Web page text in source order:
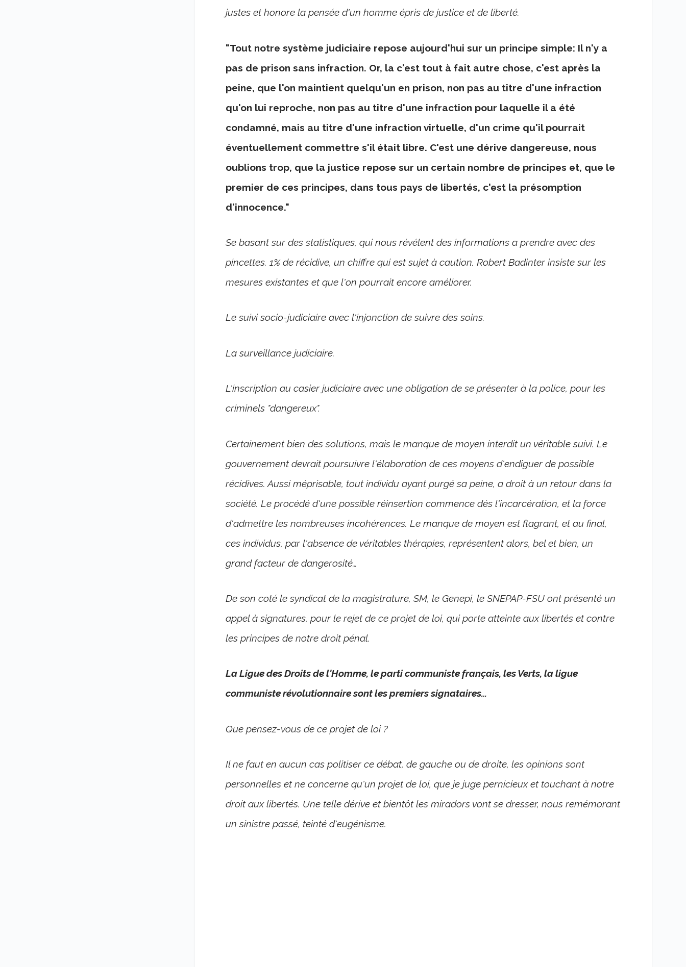
justes et honore la pensée d'un homme épris de justice et de liberté.
"Tout notre système judiciaire repose aujourd'hui sur un principe simple: Il n'y a
pas de prison sans infraction. Or, la c'est tout à fait autre chose, c'est après la
peine, que l'on maintient quelqu'un en prison, non pas au titre d'une infraction
qu'on lui reproche, non pas au titre d'une infraction pour laquelle il a été
condamné, mais au titre d'une infraction virtuelle, d'un crime qu'il pourrait
éventuellement commettre s'il était libre. C'est une dérive dangereuse, nous
oublions trop, que la justice repose sur un certain nombre de principes et, que le
premier de ces principes, dans tous pays de libertés, c'est la présomption
d'innocence."
Se basant sur des statistiques, qui nous révélent des informations a prendre avec des
pincettes. 1% de récidive, un chiffre qui est sujet à caution. Robert Badinter insiste sur les
mesures existantes et que l'on pourrait encore améliorer.
Le suivi socio-judiciaire avec l'injonction de suivre des soins.
La surveillance judiciaire.
L'inscription au casier judiciaire avec une obligation de se présenter à la police, pour les
criminels "dangereux".
Certainement bien des solutions, mais le manque de moyen interdit un véritable suivi. Le
gouvernement devrait poursuivre l'élaboration de ces moyens d'endiguer de possible
récidives. Aussi méprisable, tout individu ayant purgé sa peine, a droit à un retour dans la
société. Le procédé d'une possible réinsertion commence dés l'incarcération, et la force
d'admettre les nombreuses incohérences. Le manque de moyen est flagrant, et au final,
ces individus, par l'absence de véritables thérapies, représentent alors, bel et bien, un
grand facteur de dangerosité…
De son coté le syndicat de la magistrature, SM, le Genepi, le SNEPAP-FSU ont présenté un
appel à signatures, pour le rejet de ce projet de loi, qui porte atteinte aux libertés et contre
les principes de notre droit pénal.
La Ligue des Droits de l'Homme, le parti communiste français, les Verts, la ligue
communiste révolutionnaire sont les premiers signataires…
Que pensez-vous de ce projet de loi ?
Il ne faut en aucun cas politiser ce débat, de gauche ou de droite, les opinions sont
personnelles et ne concerne qu'un projet de loi, que je juge pernicieux et touchant à notre
droit aux libertés. Une telle dérive et bientôt les miradors vont se dresser, nous remémorant
un sinistre passé, teinté d'eugénisme.